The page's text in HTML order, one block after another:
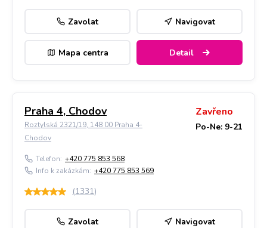
Zavolat Navigovat
Mapa centra Detail
Praha 4, Chodov
Roztylská 2321/19, 148 00 Praha 4-
Chodov
Zavřeno
Po-Ne: 9-21
Telefon: +420 775 853 568
Info k zakázkám: +420 775 853 569
(1331)
Zavolat Navigovat